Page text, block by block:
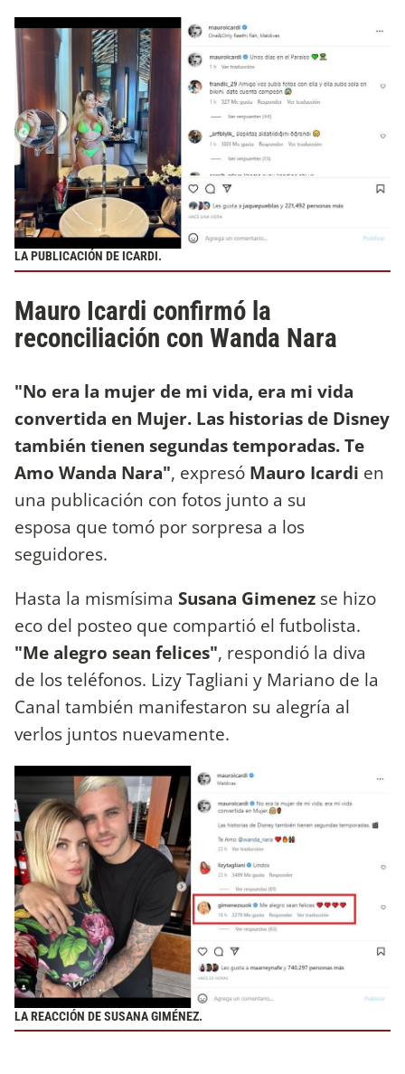
LA PUBLICACIÓN DE ICARDI.
Mauro Icardi confirmó la
reconciliación con Wanda Nara
"No era la mujer de mi vida, era mi vida
convertida en Mujer. Las historias de Disney
también tienen segundas temporadas. Te
Amo Wanda Nara", expresó Mauro Icardi en
una publicación con fotos junto a su
esposa que tomó por sorpresa a los
seguidores.
Hasta la mismísima Susana Gimenez se hizo
eco del posteo que compartió el futbolista.
"Me alegro sean felices", respondió la diva
de los teléfonos. Lizy Tagliani y Mariano de la
Canal también manifestaron su alegría al
verlos juntos nuevamente.
LA REACCIÓN DE SUSANA GIMÉNEZ.